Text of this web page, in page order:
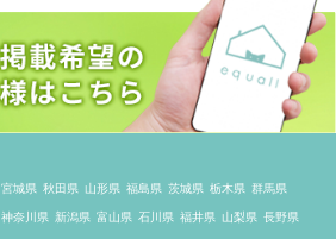
宮城県 秋田県 山形県 福島県 茨城県 栃木県 群馬県
神奈川県 新潟県 富山県 石川県 福井県 山梨県 長野県